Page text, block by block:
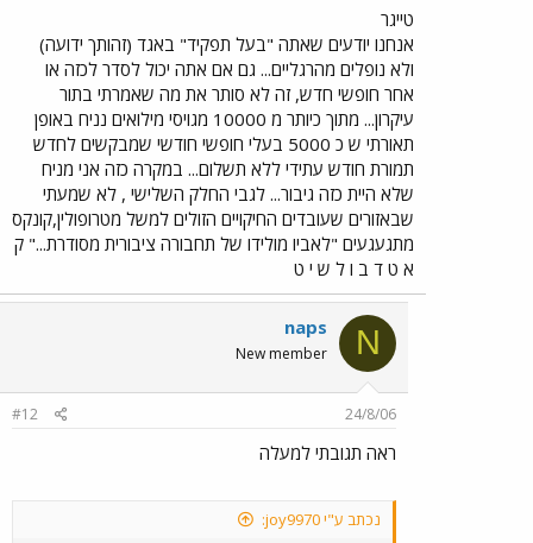
הכרטיס הרלוונטי לחודש אי השימוש. ד. כתוב את
בקשתך בדיוק כפי שהתחלת את השרשור הזה,והכנס
הכל למעטפה עם פרטיך וכתובתך. ה. חזור לפורום
וכתוב לי תגובה "יש הכל" זהו. ו. תקבל ממני בהודעה
אישית למי למסור את זה בהתאם למקום מגוריך (כפר
סבא נכון?) ז. קבל בהקדם את מה שתבחר כסף/זיכוי.
וסתם לידע כללי, אגד לעולמים יהיה אביו מולידו של המושג
תחבורה ציבורית מסודרת בארץ ישראל ,כל היתר חיקוי זול! אגד
הינו חלק בלתי נפרד מההוויה הישראלית לטוב ולפחות טוב
וההנהגה לעיתים שוכחת זאת ועל זה אנחנו משלמים עתה. יום
טוב לך
טייגר
אנחנו יודעים שאתה "בעל תפקיד" באגד (זהותך ידועה)
ולא נופלים מהרגליים... גם אם אתה יכול לסדר לכזה או
אחר חופשי חדש, זה לא סותר את מה שאמרתי בתור
עיקרון... מתוך כיותר מ 10000 מגויסי מילואים נניח באופן
תאורתי ש כ 5000 בעלי חופשי חודשי שמבקשים לחדש
תמורת חודש עתידי ללא תשלום... במקרה כזה אני מניח
שלא היית כזה גיבור... לגבי החלק השלישי , לא שמעתי
שבאזורים שעובדים החיקויים הזולים למשל מטרופולין,קונקס
מתגעגעים "לאביו מולידו של תחבורה ציבורית מסודרת..." ק
א ט ד ב ו ל ש י ט
N
naps
New member
24/8/06
#12
ראה תגובתי למעלה
נכתב ע"י joy9970: